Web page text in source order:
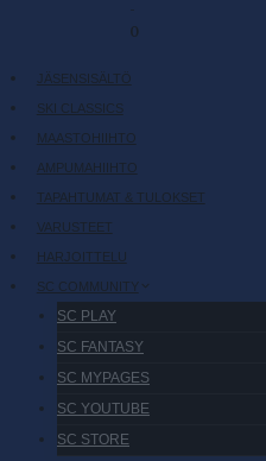
-
0
JÄSENSISÄLTÖ
SKI CLASSICS
MAASTOHIIHTO
AMPUMAHIIHTO
TAPAHTUMAT & TULOKSET
VARUSTEET
HARJOITTELU
SC COMMUNITY
SC PLAY
SC FANTASY
SC MYPAGES
SC YOUTUBE
SC STORE